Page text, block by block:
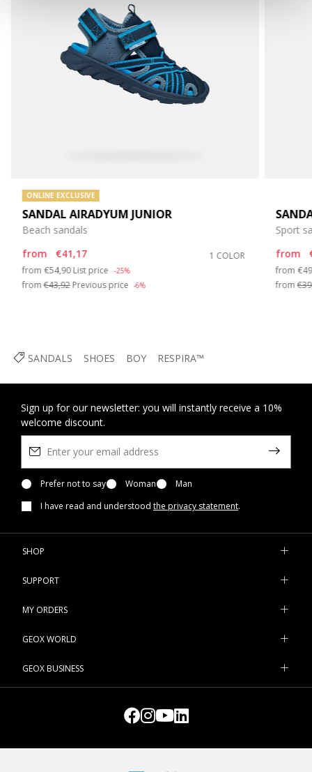
SANDALS SHOES BOY RESPIRA™
ONLINE EXCLUSIVE
SANDAL AIRADYUM JUNIOR
Beach sandals
from
€41,17
1 COLOR
from Price reduced from
€54,90to
List price -25%
from€43,92Previous price -6%
Sport
from
from
from
Sign up for our newsletter: you will instantly receive a 10%
welcome discount.
Prefer not to say Woman
Man
I have read and understood the privacy statement.
SHOP
SUPPORT
MY ORDERS
GEOX WORLD
GEOX BUSINESS